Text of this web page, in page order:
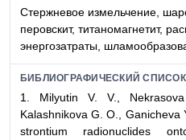
Стержневое измельчение,
перовскит, титаномагнетит,
энергозатраты,
БИБЛИОГРАФИЧЕСКИЙ СПИСОК
1. Milyutin V. V.,
Kalashnikova G. O., Ganicheva
strontium radionuclides